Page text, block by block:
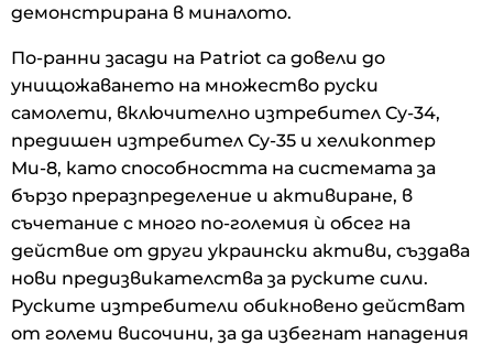
демонстрирана в миналото.
По-ранни засади на Patriot са довели до
унищожаването на множество руски
самолети, включително изтребител Су-34,
предишен изтребител Су-35 и хеликоптер
Ми-8, като способността на системата за
бързо преразпределение и активиране, в
съчетание с много по-големия ѝ обсег на
действие от други украински активи, създава
нови предизвикателства за руските сили.
Руските изтребители обикновено действат
от големи височини, за да избегнат нападения